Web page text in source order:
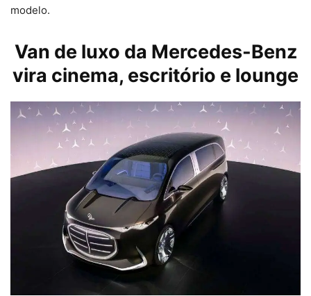
modelo.
Van de luxo da Mercedes-Benz
vira cinema, escritório e lounge